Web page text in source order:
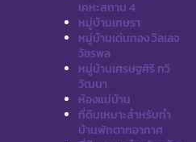
เคหะสถาน 4
หมู่บ้านเกษรา
หมู่บ้านเด่นทอง วิลเลจ
วัชรพล
หมู่บ้านเศรษฐศิริ ทวี
วัฒนา
ห้องแม่บ้าน
ที่ดินเหมาะสำหรับทำ
บ้านพักตากอากาศ